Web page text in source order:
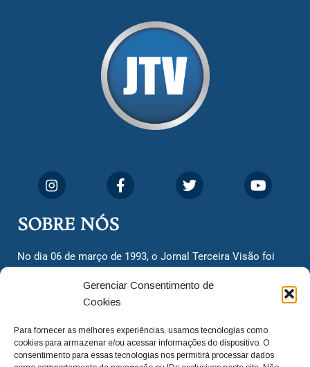
Gerenciar Consentimento de
Cookies
Para fornecer as melhores experiências, usamos tecnologias como
cookies para armazenar e/ou acessar informações do dispositivo. O
consentimento para essas tecnologias nos permitirá processar dados
SOBRE NÓS
No dia 06 de março de 1993, o Jornal Terceira Visão foi
cidadãos valinhenses, já que naquela época só existiam
dois jornais. Há mais de 30 anos, o jornal continua
com o foco de trazer as melhores notícias. Nunca
deixamos de lado as necessidades do cidadão, sempre